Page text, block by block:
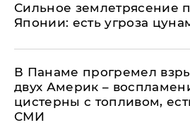
Сильное землетрясение
Японии: есть угроза
В Панаме прогремел
двух Америк –
цистерны с топливом,
СМИ